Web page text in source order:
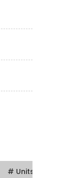
# Units